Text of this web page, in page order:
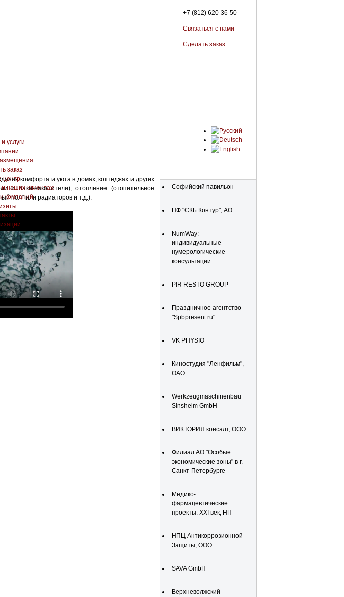
+7 (812) 620-36-50
Связаться с нами
Сделать заказ
услуги
заказ
центр
наших клиентах
компаний
комфорта и уюта в домах, коттеджах и других
и баки-накопители), отопление (отопительное
пол" или радиаторов и т.д.).
Софийский павильон
ПФ "СКБ Контур", АО
NumWay:
индивидуальные
нумерологические
консультации
PIR RESTO GROUP
Праздничное агентство
"Spbpresent.ru"
VK PHYSIO
Киностудия "Ленфильм",
ОАО
Werkzeugmaschinenbau
Sinsheim GmbH
ВИКТОРИЯ консалт, ООО
Филиал АО "Особые
экономические зоны" в г.
Санкт-Петербурге
Медико-
фармацевтические
проекты. XXI век, НП
НПЦ Антикоррозионной
Защиты, ООО
SAVA GmbH
Верхневолжский